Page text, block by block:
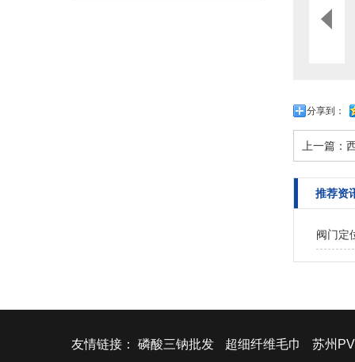
分享到：
上一篇：
推荐资
阀门定
友情链接： 磷酸三钠批发 超细纤维毛巾 苏州